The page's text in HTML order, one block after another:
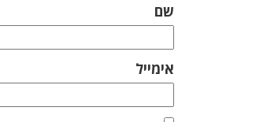
שם
אימייל